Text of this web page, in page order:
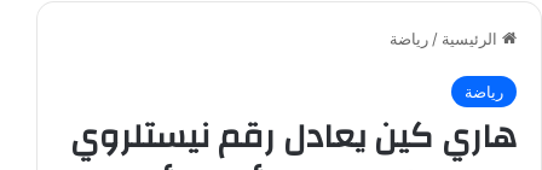
الرئيسية / رياضة
رياضة
هاري كين يعادل رقم نيستلروي